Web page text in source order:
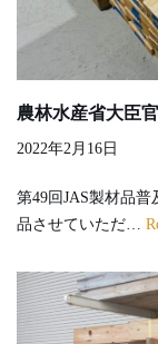
農林水産省大臣
2022年2月16日
第49回JAS製材品
品させていただ…